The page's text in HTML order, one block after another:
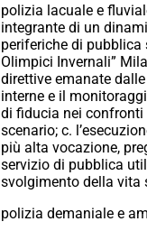
polizia lacuale e
integrante di un
periferiche di pubblica
Olimpici Invernali”
direttive emanate
interne e il
di fiducia nei confronti
scenario; c.
più alta vocazione,
servizio di pubblica
svolgimento della vita
polizia demaniale e